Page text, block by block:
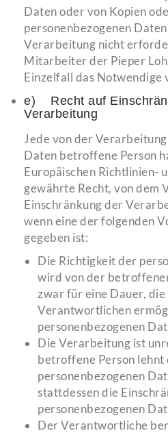
Daten oder von Kopien
personenbezogenen
Verarbeitung nicht
Mitarbeiter der Pieper
Einzelfall das Notwendige
e) Recht auf
Verarbeitung
Jede von der
Daten betroffene Person
Europäischen Richtlinien-
gewährte Recht, von dem
Einschränkung der
wenn eine der folgenden
gegeben ist:
Die Richtigkeit der
wird von der
zwar für eine Dauer, die
Verantwortlichen
personenbezogenen
Die Verarbeitung ist
betroffene Person lehnt
personenbezogenen
stattdessen die
personenbezogenen
Der Verantwortliche